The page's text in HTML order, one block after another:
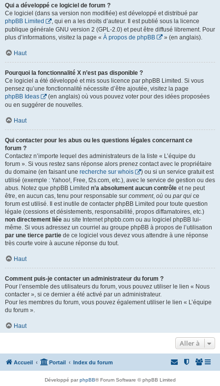
Qui a développé ce logiciel de forum ?
Ce logiciel (dans sa version non modifiée) est développé et distribué par
phpBB Limited
, qui en a les droits d’auteur. Il est publié sous la licence
publique générale GNU version 2 (GPL-2.0) et peut être diffusé librement. Pour
plus d’informations, visitez la page « À propos de phpBB » (en anglais).
Haut
Pourquoi la fonctionnalité X n’est pas disponible ?
Ce logiciel a été développé et mis sous licence par phpBB Limited. Si vous
pensez qu’une fonctionnalité nécessite d’être ajoutée, visitez la page
phpBB Ideas
(en anglais) où vous pouvez voter pour des idées proposées
ou en suggérer de nouvelles.
Haut
Qui contacter pour les abus ou les questions légales concernant ce
forum ?
Contactez n’importe lequel des administrateurs de la liste « L’équipe du
forum ». Si vous restez sans réponse alors prenez contact avec le propriétaire
du domaine (en faisant une recherche sur whois
) ou si un service gratuit est
utilisé (exemple : Yahoo!, Free, f2s.com, etc.), avec le service de gestion ou des
abus. Notez que phpBB Limited n’a absolument aucun contrôle et ne peut
être, en aucun cas, tenu pour responsable sur comment, où ou par qui ce
forum est utilisé. Il est inutile de contacter phpBB Limited pour toute question
légale (cessions et désistements, responsabilité, propos diffamatoires, etc.)
non directement liée au site Internet phpbb.com ou au logiciel phpBB lui-
même. Si vous adressez un courriel au groupe phpBB à propos de l’utilisation
par une tierce partie de ce logiciel vous devez vous attendre à une réponse
très courte voire à aucune réponse du tout.
Haut
Comment puis-je contacter un administrateur du forum ?
Pour l’ensemble des utilisateurs du forum, vous pouvez utiliser le lien « Nous
contacter », si ce dernier a été activé par un administrateur.
Pour les membres du forum, vous pouvez également utiliser le lien « L’équipe
du forum ».
Haut
Aller à
Accueil Portail Index du forum
Développé parphpBB® Forum Software © phpBB Limited